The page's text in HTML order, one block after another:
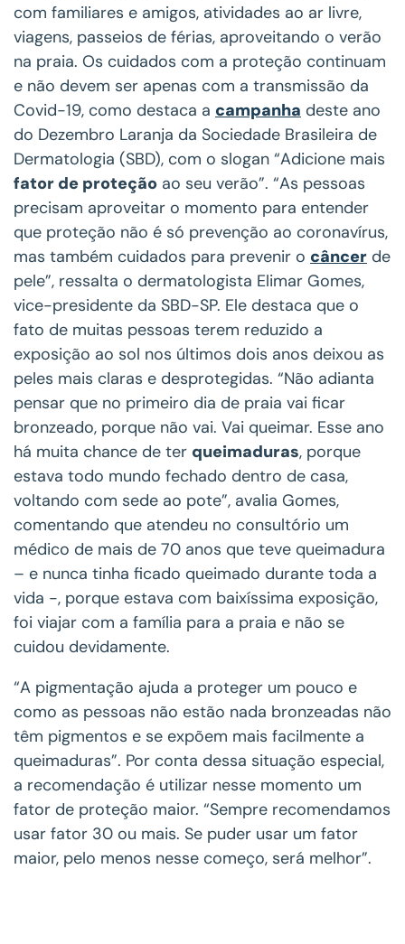
com familiares e amigos, atividades ao ar livre,
viagens, passeios de férias, aproveitando o verão
na praia. Os cuidados com a proteção continuam
e não devem ser apenas com a transmissão da
Covid-19, como destaca a campanha deste ano
do Dezembro Laranja da Sociedade Brasileira de
Dermatologia (SBD), com o slogan “Adicione mais
fator de proteção ao seu verão”. “As pessoas
precisam aproveitar o momento para entender
que proteção não é só prevenção ao coronavírus,
mas também cuidados para prevenir o câncer de
pele”, ressalta o dermatologista Elimar Gomes,
vice-presidente da SBD-SP. Ele destaca que o
fato de muitas pessoas terem reduzido a
exposição ao sol nos últimos dois anos deixou as
peles mais claras e desprotegidas. “Não adianta
pensar que no primeiro dia de praia vai ficar
bronzeado, porque não vai. Vai queimar. Esse ano
há muita chance de ter queimaduras, porque
estava todo mundo fechado dentro de casa,
voltando com sede ao pote”, avalia Gomes,
comentando que atendeu no consultório um
médico de mais de 70 anos que teve queimadura
– e nunca tinha ficado queimado durante toda a
vida -, porque estava com baixíssima exposição,
foi viajar com a família para a praia e não se
cuidou devidamente.
“A pigmentação ajuda a proteger um pouco e
como as pessoas não estão nada bronzeadas não
têm pigmentos e se expõem mais facilmente a
queimaduras”. Por conta dessa situação especial,
a recomendação é utilizar nesse momento um
fator de proteção maior. “Sempre recomendamos
usar fator 30 ou mais. Se puder usar um fator
maior, pelo menos nesse começo, será melhor”.